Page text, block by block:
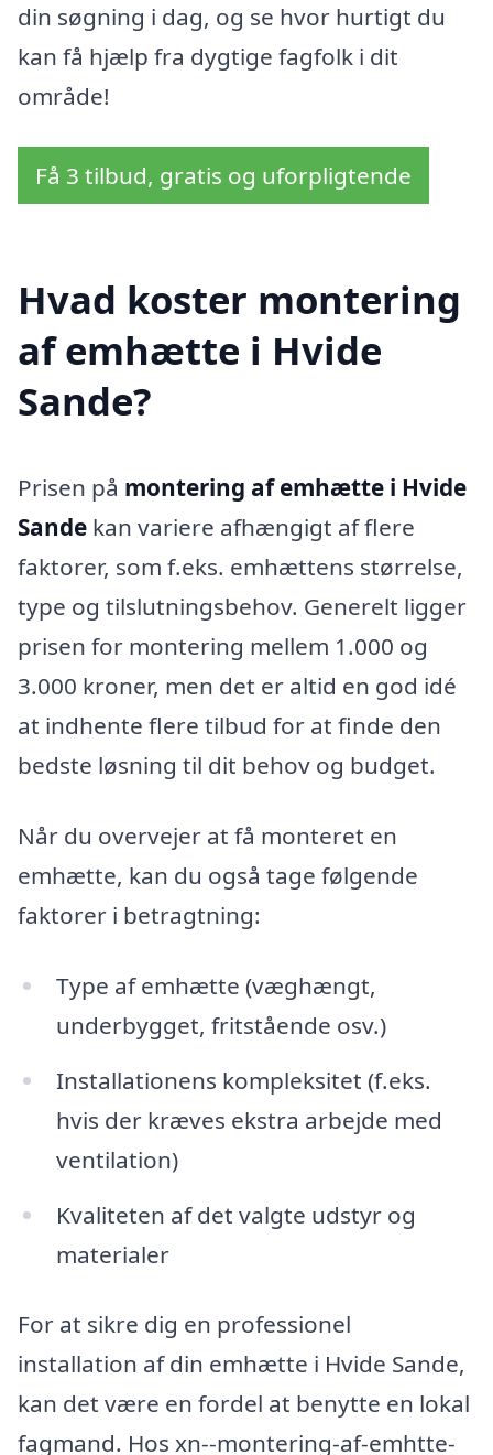
din søgning i dag, og se hvor hurtigt du
kan få hjælp fra dygtige fagfolk i dit
område!
Få 3 tilbud, gratis og uforpligtende
Hvad koster montering
af emhætte i Hvide
Sande?
Prisen på montering af emhætte i Hvide
Sande kan variere afhængigt af flere
faktorer, som f.eks. emhættens størrelse,
type og tilslutningsbehov. Generelt ligger
prisen for montering mellem 1.000 og
3.000 kroner, men det er altid en god idé
at indhente flere tilbud for at finde den
bedste løsning til dit behov og budget.
Når du overvejer at få monteret en
emhætte, kan du også tage følgende
faktorer i betragtning:
Type af emhætte (væghængt,
underbygget, fritstående osv.)
Installationens kompleksitet (f.eks.
hvis der kræves ekstra arbejde med
ventilation)
Kvaliteten af det valgte udstyr og
materialer
For at sikre dig en professionel
installation af din emhætte i Hvide Sande,
kan det være en fordel at benytte en lokal
fagmand. Hos xn--montering-af-emhtte-